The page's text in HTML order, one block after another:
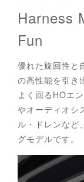
Harness
Fun
優れた旋回性と
の高性能を引き
よく回るHOエ
やオーディオシ
ル・ドレンなど
グモデルです。